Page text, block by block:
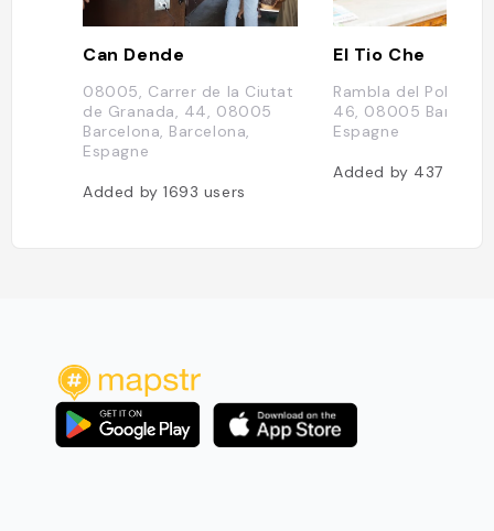
Can Dende
08005, Carrer de la Ciutat
de Granada, 44, 08005
Barcelona, Barcelona,
Espagne
Added by1693 users
El Tio Che
Rambla del
46, 08005
Espagne
Added by 437